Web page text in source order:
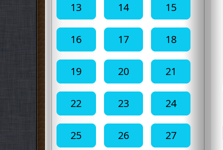
13 14 15
16 17 18
19 20 21
22 23 24
25 26 27